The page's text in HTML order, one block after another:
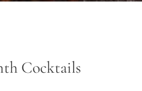
Cocktails